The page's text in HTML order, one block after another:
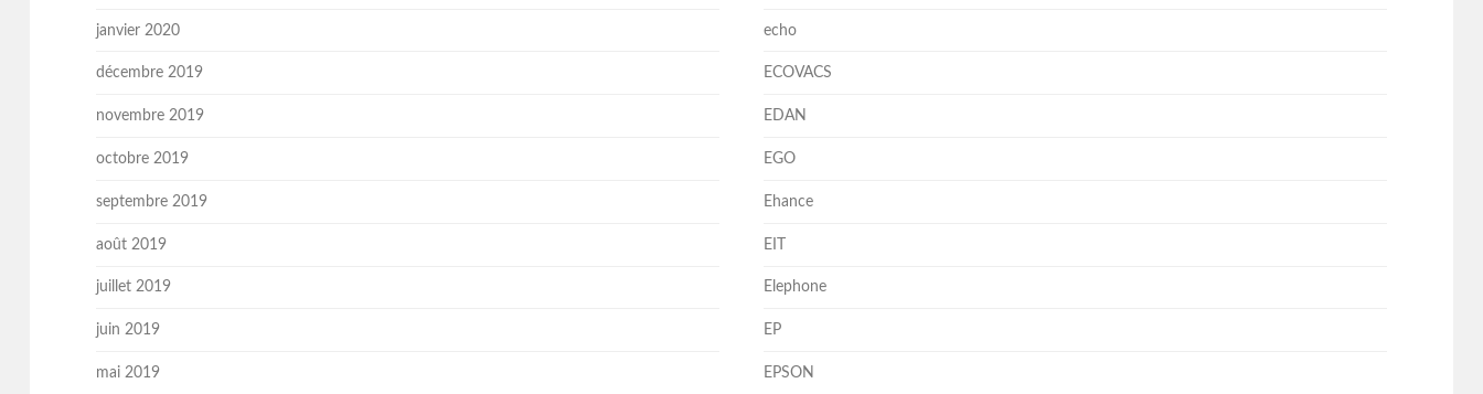
janvier 2020
décembre 2019
novembre 2019
octobre 2019
septembre 2019
août 2019
juillet 2019
juin 2019
mai 2019
echo
ECOVACS
EDAN
EGO
Ehance
EIT
Elephone
EP
EPSON